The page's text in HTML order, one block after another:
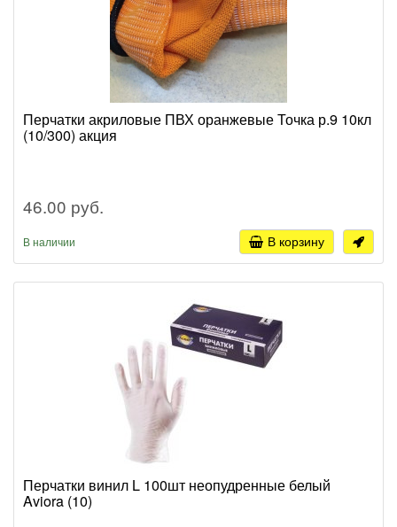
Перчатки акриловые ПВХ оранжевые Точка р.9 10кл
(10/300) акция
46.00 руб.
В наличии В корзину
Перчатки винил L 100шт неопудренные белый
Aviora (10)